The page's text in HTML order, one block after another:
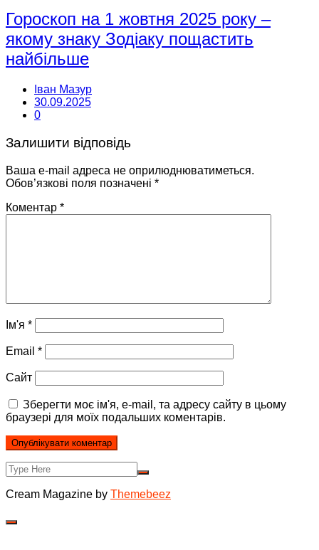
Гороскоп на 1 жовтня 2025 року –
якому знаку Зодіаку пощастить
найбільше
Іван Мазур
30.09.2025
0
Залишити відповідь
Ваша e-mail адреса не оприлюднюватиметься.
Обов’язкові поля позначені *
Коментар *
Ім'я *
Email *
Сайт
Зберегти моє ім'я, e-mail, та адресу сайту в цьому
браузері для моїх подальших коментарів.
Cream Magazine by Themebeez